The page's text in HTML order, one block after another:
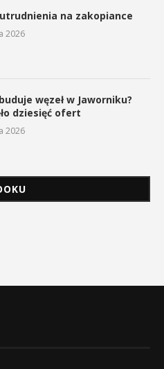
na zakopiance
2026
węzeł w Jaworniku?
dziesięć ofert
2026